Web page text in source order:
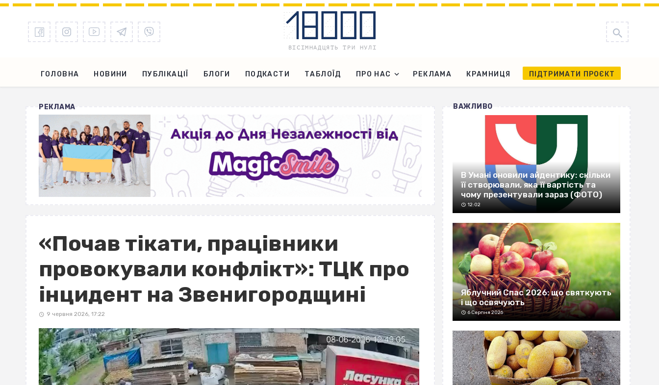
ГОЛОВНА НОВИНИ ПУБЛІКАЦІЇ БЛОГИ ПОДКАСТИ ТАБЛОЇД ПРО НАС РЕКЛАМА КРАМНИЦЯ ПІДТРИМАТИ ПРОЄКТ
РЕКЛАМА
«Почав тікати, працівники
провокували конфлікт»: ТЦК про
інцидент на Звенигородщині
9 червня 2026, 17:22
ВАЖЛИВО
В Умані оновили айдентику: скільки
її створювали, яка її вартість та
чому презентували зараз (ФОТО)
12:02
Яблучний Спас 2026: що святкують
і що освячують
6 Серпня 2026